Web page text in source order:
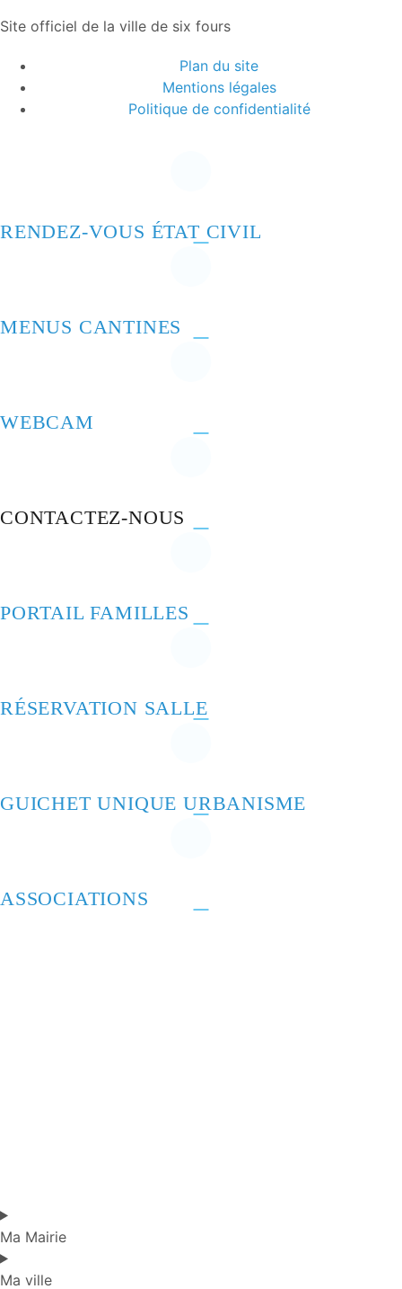
Site officiel de la ville de six fours
Plan du site
Mentions légales
Politique de confidentialité
RENDEZ-VOUS ÉTAT CIVIL
MENUS CANTINES
WEBCAM
CONTACTEZ-NOUS
PORTAIL FAMILLES
RÉSERVATION SALLE
GUICHET UNIQUE URBANISME
ASSOCIATIONS
Ma Mairie
Ma ville